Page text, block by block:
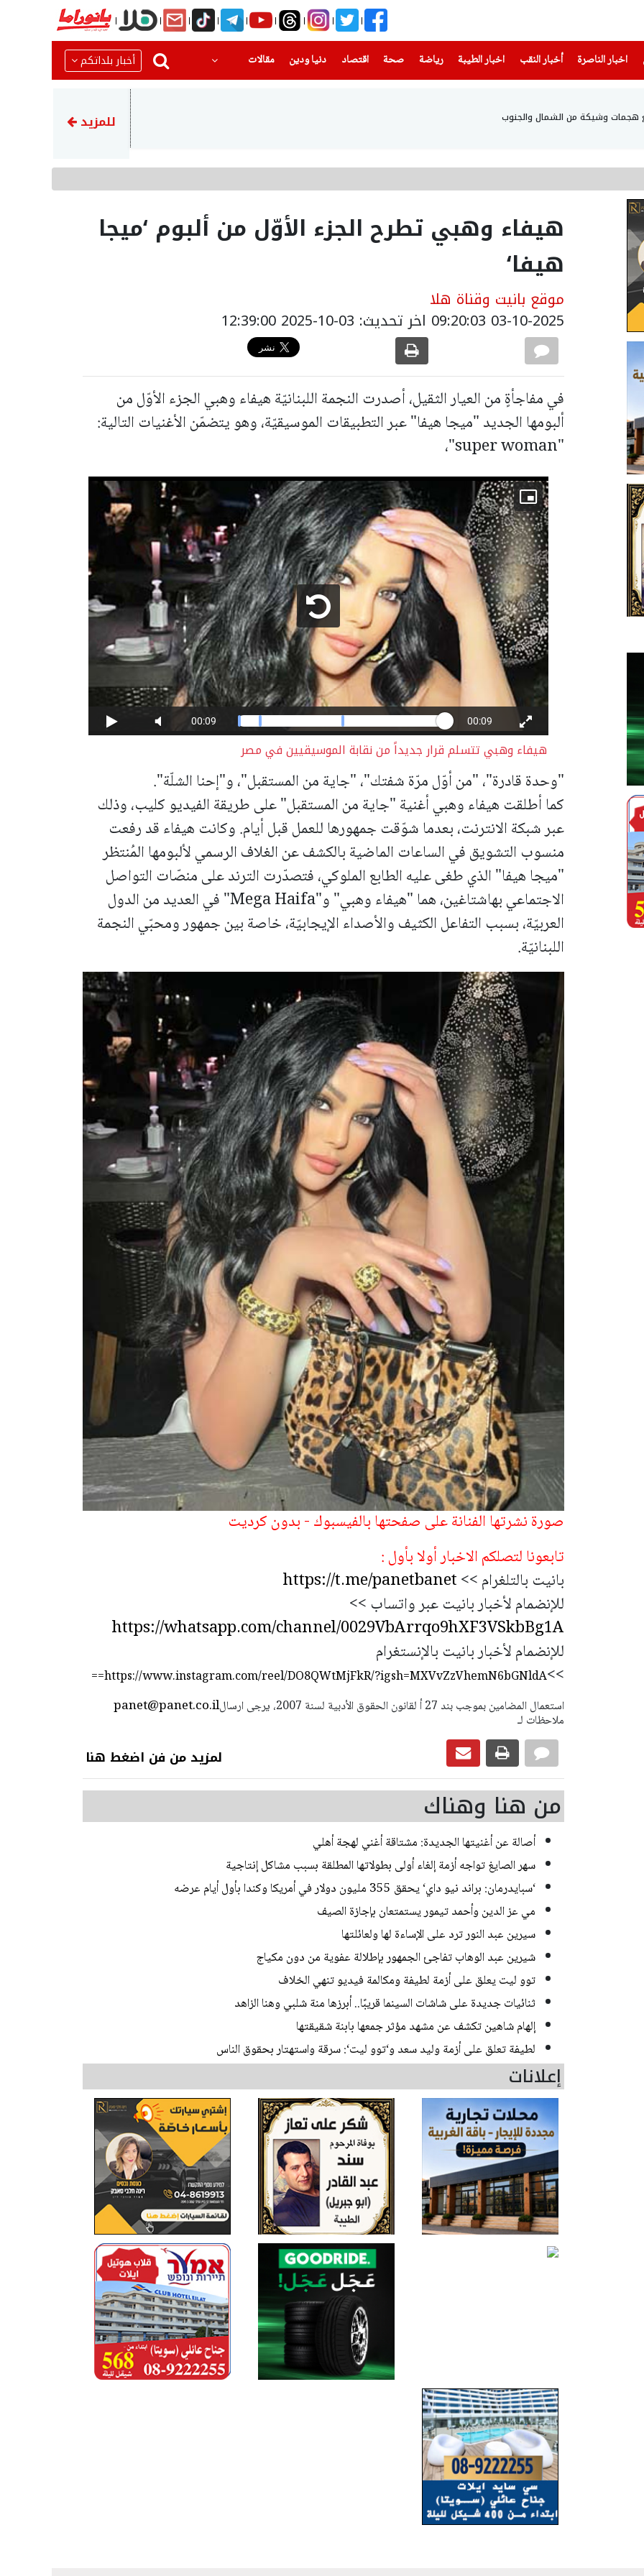
اخبار الناصرة
(current) أخبار النقب اخبار الطيبة(current) رياضة
(current) صحة(current) اقتصاد دنيا ودين
(current) مقالات أخبار بلداتكم
وشيكة من الشمال والجنوب اتهام شخص من منطقة حيفا
للمزيد
هيفاء وهبي تطرح الجزء الأوّل من ألبوم ‘ميجا
هيفا‘
موقع بانيت وقناة هلا
03-10-2025 09:20:03 اخر تحديث: 03-10-2025 12:39:00
في مفاجأةٍ من العيار الثقيل، أصدرت النجمة اللبنانيّة هيفاء وهبي الجزء الأوّل من
ألبومها الجديد "ميجا هيفا" عبر التطبيقات الموسيقيّة، وهو يتضمّن الأغنيات التالية:
"super woman"،
هيفاء وهبي تتسلم قرار جديداً من نقابة الموسيقيين في مصر
"وحدة قادرة"، "من أوّل مرّة شفتك"، "جاية من المستقبل"، و"إحنا الشلّة".
كما أطلقت هيفاء وهبي أغنية "جاية من المستقبل" على طريقة الفيديو كليب، وذلك
عبر شبكة الانترنت، بعدما شوّقت جمهورها للعمل قبل أيام.وكانت هيفاء قد رفعت
منسوب التشويق في الساعات الماضية بالكشف عن الغلاف الرسمي لألبومها المُنتظر
"ميجا هيفا" الذي طغى عليه الطابع الملوكي، فتصدّرت الترند على منصّات التواصل
الاجتماعي بهاشتاغين، هما "هيفاء وهبي" و"Mega Haifa" في العديد من الدول
العربيّة، بسبب التفاعل الكثيف والأصداء الإيجابيّة، خاصة بين جمهور ومحبّي النجمة
اللبنانيّة.
صورة نشرتها الفنانة على صفحتها بالفيسبوك - بدون كرديت
تابعونا لتصلكم الاخبار أولا بأول :
بانيت بالتلغرام >>https://t.me/panetbanet
للإنضمام لأخبار بانيت عبر واتساب >>
https://whatsapp.com/channel/0029VbArrqo9hXF3VSkbBg1A
للإنضمام لأخبار بانيت بالإنستغرام
>>
https://www.instagram.com/reel/DO8QWtMjFkR/?igsh=MXVvZzVhemN6bGNldA==
panet@panet.co.ilاستعمال المضامين بموجب بند 27 أ لقانون الحقوق الأدبية لسنة 2007، يرجى ارسال
ملاحظات لـ
لمزيد من فن اضغط هنا
من هنا وهناك
أصالة عن أغنيتها الجديدة: مشتاقة أغني لهجة أهلي
سهر الصايغ تواجه أزمة إلغاء أولى بطولاتها المطلقة بسبب مشاكل إنتاجية
‘سبايدرمان: براند نيو داي‘ يحقق 355 مليون دولار في أمريكا وكندا بأول أيام عرضه
مي عز الدين وأحمد تيمور يستمتعان بإجازة الصيف
سيرين عبد النور ترد على الإساءة لها ولعائلتها
شيرين عبد الوهاب تفاجئ الجمهور بإطلالة عفوية من دون مكياج
توو ليت يعلق على أزمة لطيفة ومكالمة فيديو تنهي الخلاف
ثنائيات جديدة على شاشات السينما قريبًا.. أبرزها منة شلبي وهنا الزاهد
إلهام شاهين تكشف عن مشهد مؤثر جمعها بابنة شقيقتها
لطيفة تعلق على أزمة وليد سعد و‘توو ليت‘: سرقة واستهتار بحقوق الناس
إعلانات